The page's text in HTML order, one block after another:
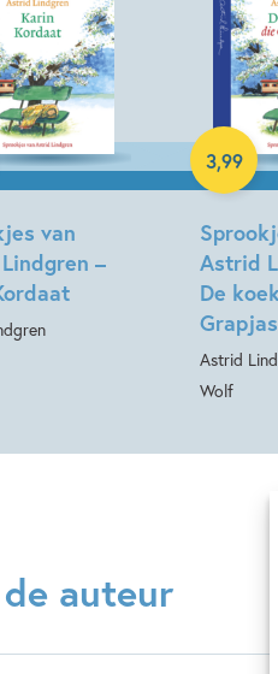
van
–
Astrid
De
Astrid
Wolf
3,99
auteur